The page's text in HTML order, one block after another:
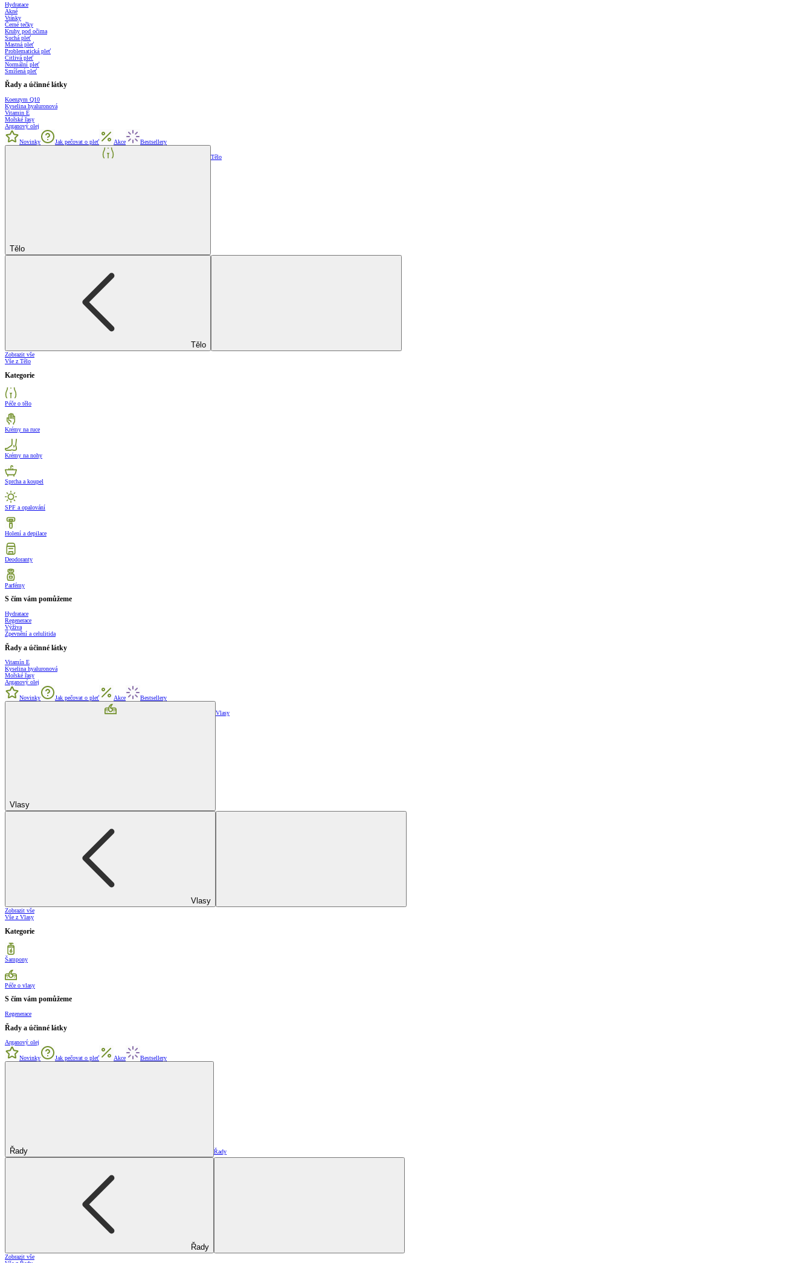
Hydratace
Akné
Vrásky
Černé tečky
Kruhy pod očima
Suchá pleť
Mastná pleť
Problematická pleť
Citlivá pleť
Normální pleť
Smíšená pleť
Řady a účinné látky
Koenzym Q10
Kyselina hyaluronová
Vitamin E
Mořské řasy
Arganový olej
Novinky Jak pečovat o pleť Akce Bestsellery
Tělo
Tělo
Tělo
Zobrazit vše
Vše z Tělo
Kategorie
Péče o tělo
Krémy na ruce
Krémy na nohy
Sprcha a koupel
SPF a opalování
Holení a depilace
Deodoranty
Parfémy
S čím vám pomůžeme
Hydratace
Regenerace
Výživa
Zpevnění a celulitida
Řady a účinné látky
Vitamín E
Kyselina hyaluronová
Mořské řasy
Arganový olej
Novinky Jak pečovat o pleť Akce Bestsellery
Vlasy
Vlasy
Vlasy
Zobrazit vše
Vše z Vlasy
Kategorie
Šampony
Péče o vlasy
S čím vám pomůžeme
Regenerace
Řady a účinné látky
Arganový olej
Novinky Jak pečovat o pleť Akce Bestsellery
Řady Řady
Řady
Zobrazit vše